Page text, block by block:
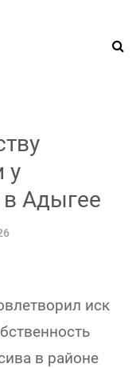
у
Адыгее
иск
в районе